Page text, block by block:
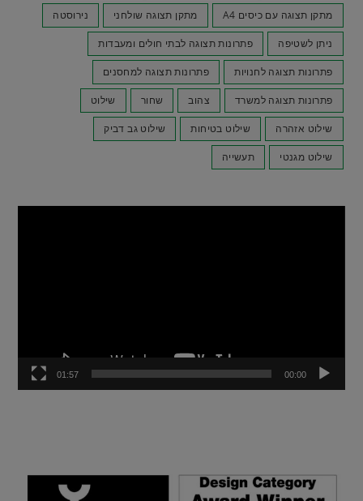
מתקן תצוגה עם כיסים A4 מתקן תצוגה שולחני נירוסטה
ניתן לשטיפה פתרונות תצוגה לבתי חולים ומעבדות
פתרונות תצוגה לחנויות פתרונות תצוגה למחסנים
פתרונות תצוגה למשרד צהוב שחור שילוט
שילוט אזהרה שילוט בטיחות שילוט גב דביק
שילוט מגנטי תעשייה
00:00
01:57